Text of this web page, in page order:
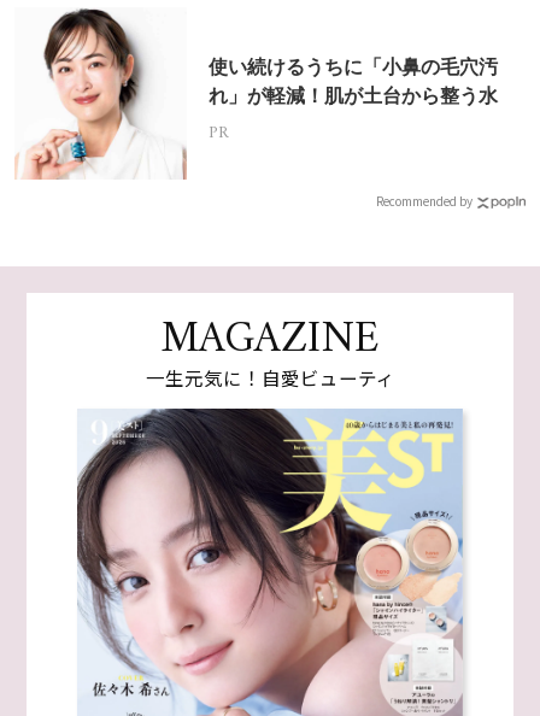
使い続けるうちに「小鼻の毛穴汚
れ」が軽減！肌が土台から整う水
PR
Recommended by
MAGAZINE
一生元気に！自愛ビューティ